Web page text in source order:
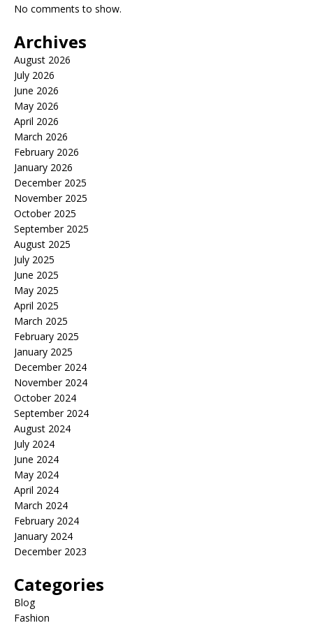
No comments to show.
Archives
August 2026
July 2026
June 2026
May 2026
April 2026
March 2026
February 2026
January 2026
December 2025
November 2025
October 2025
September 2025
August 2025
July 2025
June 2025
May 2025
April 2025
March 2025
February 2025
January 2025
December 2024
November 2024
October 2024
September 2024
August 2024
July 2024
June 2024
May 2024
April 2024
March 2024
February 2024
January 2024
December 2023
Categories
Blog
Fashion